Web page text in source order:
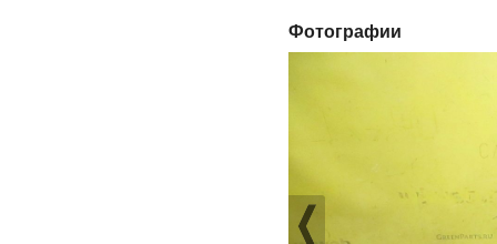
Фотографии